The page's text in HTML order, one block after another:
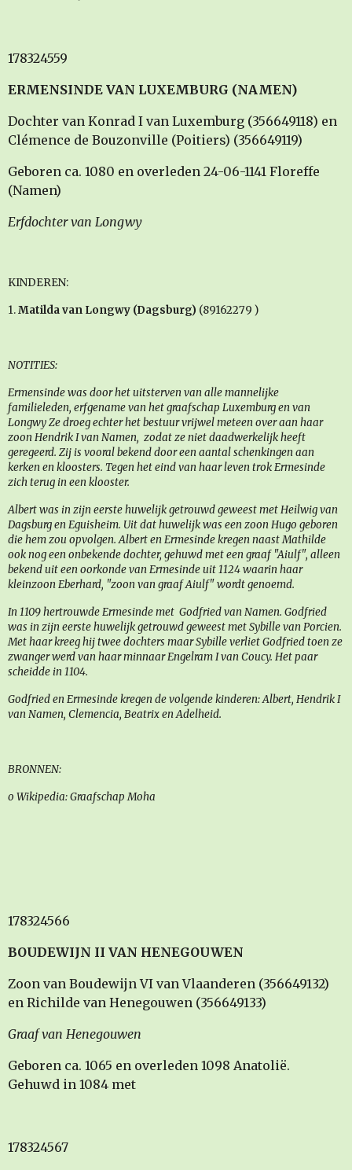
178324559
ERMENSINDE VAN LUXEMBURG (NAMEN)
Dochter van Konrad I van Luxemburg (356649118) en
Clémence de Bouzonville (Poitiers) (356649119)
Geboren ca. 1080 en overleden 24-06-1141 Floreffe
(Namen)
Erfdochter van Longwy
KINDEREN:
1.Matilda van Longwy (Dagsburg) (89162279 )
NOTITIES:
Ermensinde was door het uitsterven van alle mannelijke
familieleden, erfgename van het graafschap Luxemburg en van
Longwy Ze droeg echter het bestuur vrijwel meteen over aan haar
zoon Hendrik I van Namen, zodat ze niet daadwerkelijk heeft
geregeerd. Zij is vooral bekend door een aantal schenkingen aan
kerken en kloosters. Tegen het eind van haar leven trok Ermesinde
zich terug in een klooster.
Albert was in zijn eerste huwelijk getrouwd geweest met Heilwig van
Dagsburg en Eguisheim. Uit dat huwelijk was een zoon Hugo geboren
die hem zou opvolgen. Albert en Ermesinde kregen naast Mathilde
ook nog een onbekende dochter, gehuwd met een graaf "Aiulf", alleen
bekend uit een oorkonde van Ermesinde uit 1124 waarin haar
kleinzoon Eberhard, "zoon van graaf Aiulf" wordt genoemd.
In 1109 hertrouwde Ermesinde met Godfried van Namen. Godfried
was in zijn eerste huwelijk getrouwd geweest met Sybille van Porcien.
Met haar kreeg hij twee dochters maar Sybille verliet Godfried toen ze
zwanger werd van haar minnaar Engelram I van Coucy. Het paar
scheidde in 1104.
Godfried en Ermesinde kregen de volgende kinderen: Albert, Hendrik I
van Namen, Clemencia, Beatrix en Adelheid.
BRONNEN:
o Wikipedia: Graafschap Moha
178324566
BOUDEWIJN II VAN HENEGOUWEN
Zoon van Boudewijn VI van Vlaanderen (356649132)
en Richilde van Henegouwen (356649133)
Graaf van Henegouwen
Geboren ca. 1065 en overleden 1098 Anatolië.
Gehuwd in 1084 met
178324567